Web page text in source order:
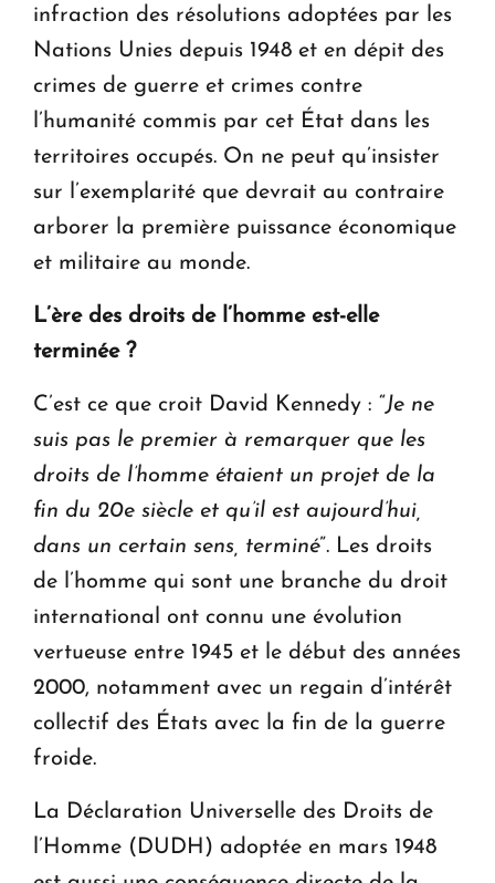
infraction des résolutions adoptées par les
Nations Unies depuis 1948 et en dépit des
crimes de guerre et crimes contre
l’humanité commis par cet État dans les
territoires occupés. On ne peut qu’insister
sur l’exemplarité que devrait au contraire
arborer la première puissance économique
et militaire au monde.
L’ère des droits de l’homme est-elle
terminée ?
C’est ce que croit David Kennedy : “Je ne
suis pas le premier à remarquer que les
droits de l’homme étaient un projet de la
fin du 20e siècle et qu’il est aujourd’hui,
dans un certain sens, terminé”. Les droits
de l’homme qui sont une branche du droit
international ont connu une évolution
vertueuse entre 1945 et le début des années
2000, notamment avec un regain d’intérêt
collectif des États avec la fin de la guerre
froide.
La Déclaration Universelle des Droits de
l’Homme (DUDH) adoptée en mars 1948